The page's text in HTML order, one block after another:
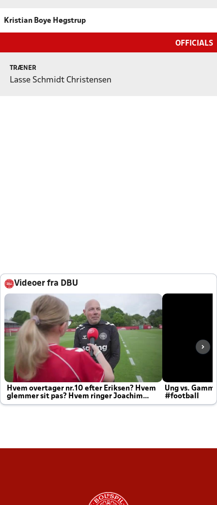
Kristian Boye Høgstrup
OFFICIALS
TRÆNER
Lasse Schmidt Christensen
Videoer fra DBU
Hvem overtager nr.10 efter Eriksen? Hvem
glemmer sit pas? Hvem ringer Joachim
altid til efter kampe?
Ung vs.
#football